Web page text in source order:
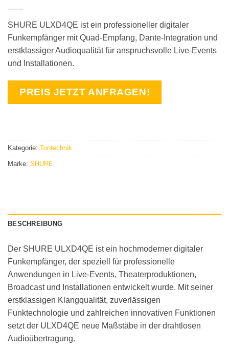
SHURE ULXD4QE ist ein professioneller digitaler
Funkempfänger mit Quad-Empfang, Dante-Integration und
erstklassiger Audioqualität für anspruchsvolle Live-Events
und Installationen.
PREIS JETZT ANFRAGEN!
Kategorie: Tontechnik
Marke: SHURE
BESCHREIBUNG
Der SHURE ULXD4QE ist ein hochmoderner digitaler
Funkempfänger, der speziell für professionelle
Anwendungen in Live-Events, Theaterproduktionen,
Broadcast und Installationen entwickelt wurde. Mit seiner
erstklassigen Klangqualität, zuverlässigen
Funktechnologie und zahlreichen innovativen Funktionen
setzt der ULXD4QE neue Maßstäbe in der drahtlosen
Audioübertragung.